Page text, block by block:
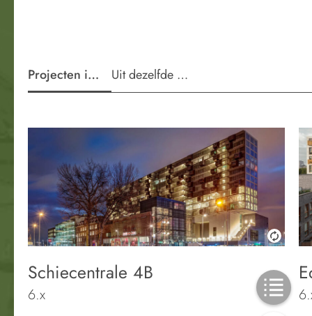
Projecten in de wijkUit dezelfde periode
Schiecentrale 4B
6.x